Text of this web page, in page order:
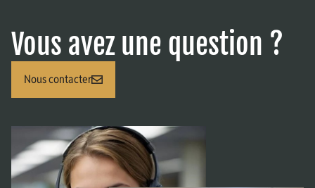
Vous avez une question ?
Nous contacter